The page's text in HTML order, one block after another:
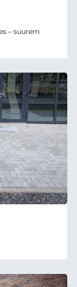
– suurem